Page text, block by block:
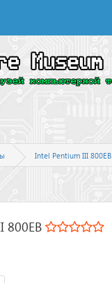
Intel Pentium III 800EB
800EB